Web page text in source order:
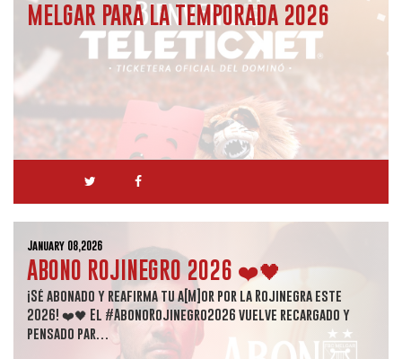
MELGAR PARA LA TEMPORADA 2026
January 08,2026
ABONO ROJINEGRO 2026 ❤️🖤
¡Sé abonado y reafirma tu a[M]or por la Rojinegra este
2026! ❤️🖤 El #AbonoRojinegro2026 vuelve recargado y
pensado par…